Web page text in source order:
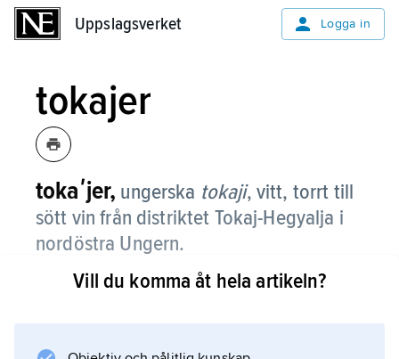
Uppslagsverket Logga in
tokajer
tokaʹjer, ungerska tokaji, vitt, torrt till
sött vin från distriktet Tokaj-Hegyalja i
nordöstra Ungern.
Detta vindistrikt har hört till den yppersta
Vill du komma åt hela artikeln?